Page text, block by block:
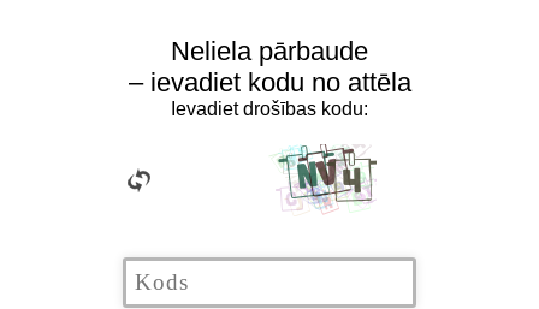
Neliela pārbaude
– ievadiet kodu no attēla
Ievadiet drošības kodu: